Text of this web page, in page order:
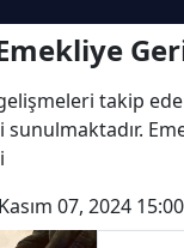
takip
Kasım 07, 2024 15:00